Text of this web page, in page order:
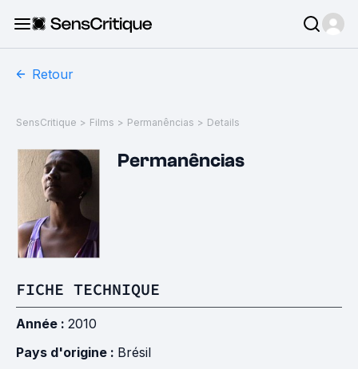
Retour
SensCritique > Films > Permanências > Details
Permanências
FICHE TECHNIQUE
Année : 2010
Pays d'origine : Brésil